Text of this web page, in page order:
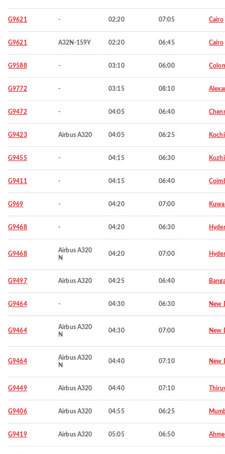
G9621 - 02:20 07:05 Cairo
G9621 A32N-159Y 02:20 06:45 Cairo
G9588 - 03:10 06:00
G9772 - 03:15 08:10
G9472 - 04:05 06:40
G9423 Airbus A320 04:05 06:25 Kochi
G9455 - 04:15 06:30
G9411 - 04:15 06:40
G969 - 04:20 07:00
G9468 - 04:20 06:30
G9468
Airbus A320
N
04:20 07:00
G9497 Airbus A320 04:25 06:40
G9464 - 04:30 06:30 New
G9464
Airbus A320
N
04:30 07:00 New
G9464
Airbus A320
N
04:40 07:10 New
G9449 Airbus A320 04:40 07:10
G9406 Airbus A320 04:55 06:25
G9419 Airbus A320 05:05 06:50